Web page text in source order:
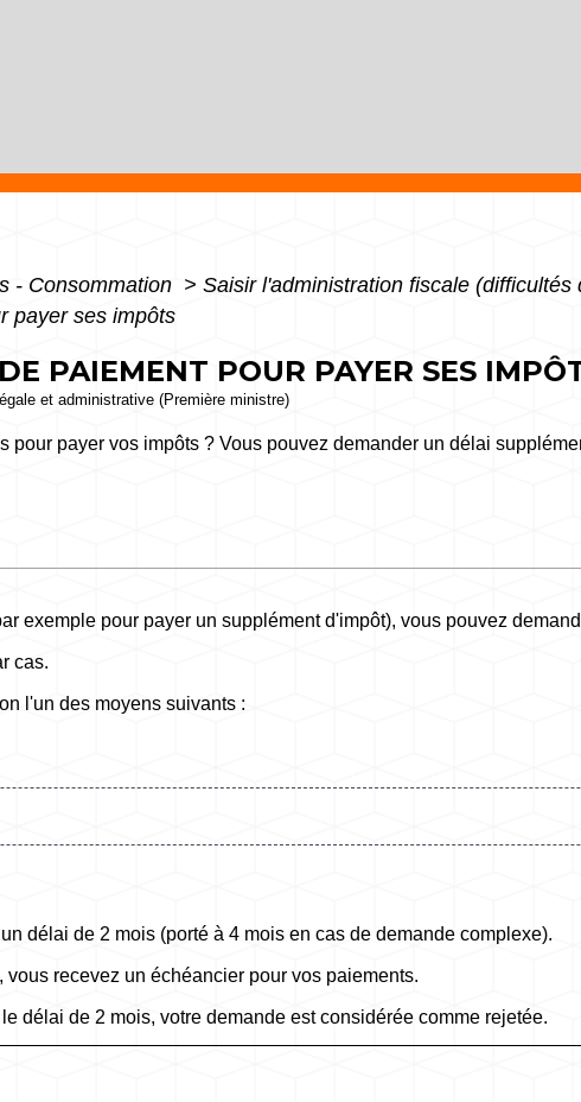
- Consommation > Saisir l'administration fiscale
payer ses impôts
PAIEMENT POUR PAYER SES
et administrative (Première ministre)
pour payer vos impôts ? Vous pouvez demander un délai
exemple pour payer un supplément d'impôt), vous pouvez
cas.
l'un des moyens suivants :
délai de 2 mois (porté à 4 mois en cas de demande complexe).
recevez un échéancier pour vos paiements.
délai de 2 mois, votre demande est considérée comme rejetée.